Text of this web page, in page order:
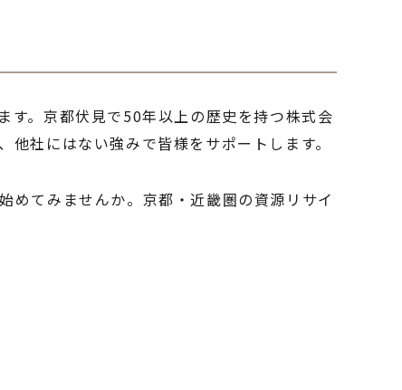
す。京都伏見で50年以上の歴史を持つ株式会
社にはない強みで皆様をサポートします。
めてみませんか。京都・近畿圏の資源リサイ